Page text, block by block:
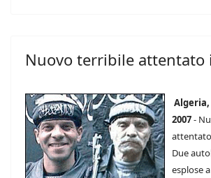
Nuovo terribile attentato
Algeria,
2007-
Due
esplose